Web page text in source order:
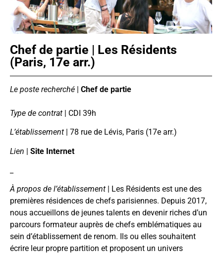
Chef de partie | Les Résidents
(Paris, 17e arr.)
Le poste recherché | Chef de partie
Type de contrat | CDI 39h
L’établissement | 78 rue de Lévis, Paris (17e arr.)
Lien | Site Internet
À propos de l’établissement | Les Résidents est une des
premières résidences de chefs parisiennes. Depuis 2017,
nous accueillons de jeunes talents en devenir riches d’un
parcours formateur auprès de chefs emblématiques au
sein d’établissement de renom. Ils ou elles souhaitent
écrire leur propre partition et proposent un univers